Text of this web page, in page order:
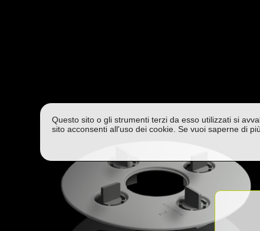
Questo sito o gli strumenti terzi da esso utilizzati si
sito acconsenti all'uso dei cookie. Se vuoi saperne di